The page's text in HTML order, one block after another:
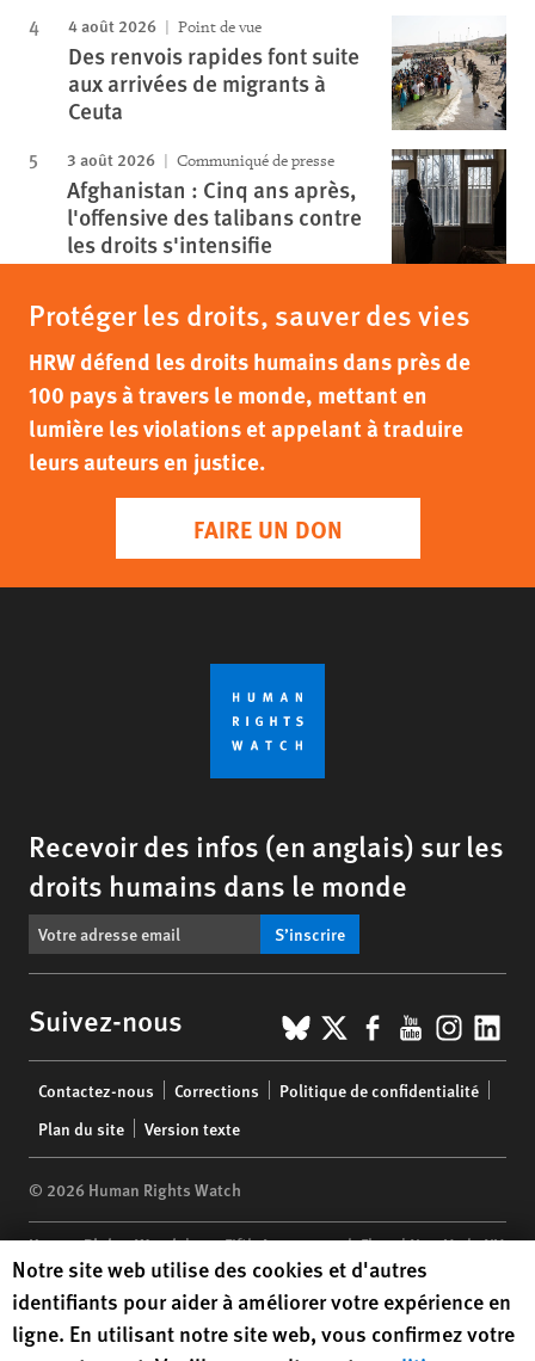
4 août 2026 Point de vue
Des renvois rapides font suite
aux arrivées de migrants à
Ceuta
3 août 2026 Communiqué de presse
Afghanistan : Cinq ans après,
l'offensive des talibans contre
les droits s'intensifie
Protéger les droits, sauver des vies
HRW défend les droits humains dans près de
100 pays à travers le monde, mettant en
lumière les violations et appelant à traduire
leurs auteurs en justice.
FAIRE UN DON
Recevoir des infos (en anglais) sur les
droits humains dans le monde
S’inscrire
Suivez-nous BlueSky
X Facebook
YouTube
menu
Contactez-nous Corrections
Politique de confidentialité
Plan du site
Version texte
© 2026 Human Rights Watch
Human Rights Watch| 350 Fifth Avenue, 34th Floor | New York,NY
10118-3299USA |t1.212.290.4700
Human Rights Watchis a 501(C)(3) nonprofit registered in the US
under EIN: 13-2875808
Human Rights Watch cookie preferences
Notre site web utilise des cookies et d'autres
identifiants pour aider à améliorer votre expérience en
ligne. En utilisant notre site web, vous confirmez votre